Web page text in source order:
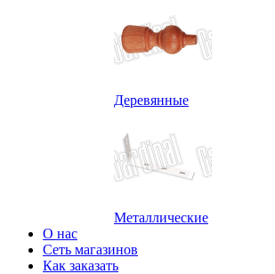
Деревянные
Металлические
О нас
Сеть магазинов
Как заказать